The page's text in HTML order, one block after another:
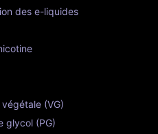
des e-liquides
(VG)
glycol (PG)